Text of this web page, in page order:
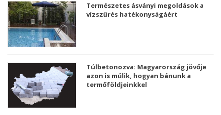
Természetes ásványi megoldások a
vízszűrés hatékonyságáért
Túlbetonozva: Magyarország jövője
azon is múlik, hogyan bánunk a
termőföldjeinkkel